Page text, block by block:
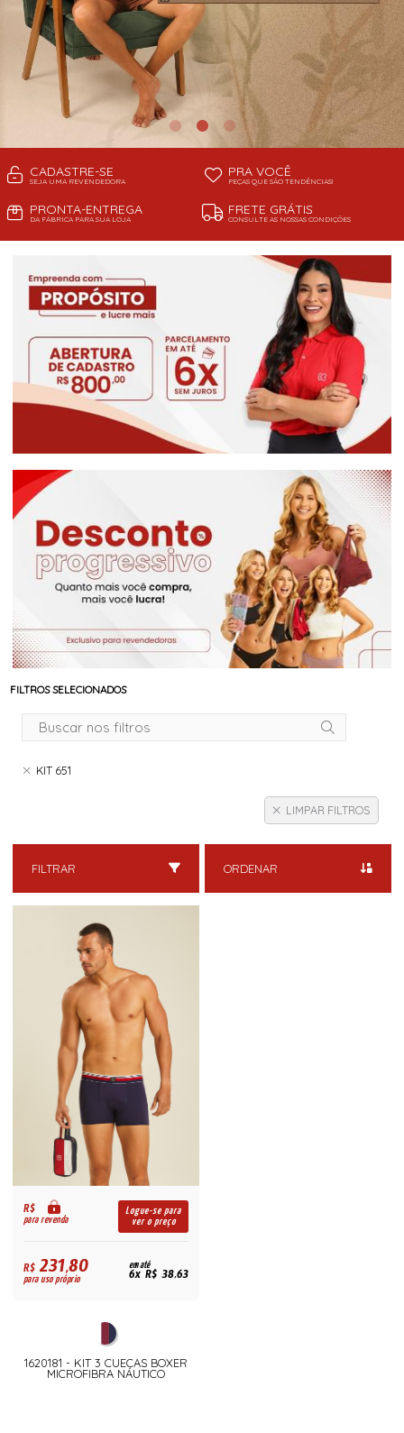
CADASTRE-SE
SEJA UMA REVENDEDORA
PRA VOCÊ
PEÇAS QUE SÃO TENDÊNCIAS!
PRONTA-ENTREGA
DA FÁBRICA PARA SUA LOJA
FRETE GRÁTIS
CONSULTE AS NOSSAS CONDIÇÕES
FILTROS SELECIONADOS
KIT 651
LIMPAR FILTROS
FILTRAR ORDENAR
R$
para revenda
Logue-se para
ver o preço
R$231,80
para uso próprio
em até
6x R$ 38,63
1620181 - KIT 3 CUECAS BOXER
MICROFIBRA NÁUTICO